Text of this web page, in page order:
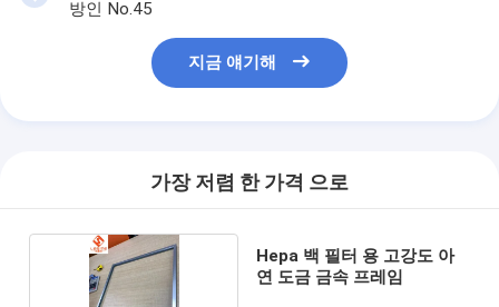
종이 접기 구부림 기계
초음파 바느질 기계
Hepa 백 필터
방인 No.45
지금 얘기해
가장 저렴 한 가격 으로
Hepa 백 필터 용 고강도 아
연 도금 금속 프레임